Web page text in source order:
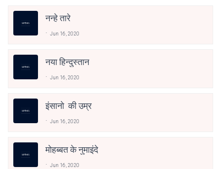
नन्हे तारे
Jun 16, 2020
नया हिन्दुस्तान
Jun 16, 2020
इंसानो की उम्र
Jun 16, 2020
मोहब्बत के नुमाइंदे
Jun 16, 2020